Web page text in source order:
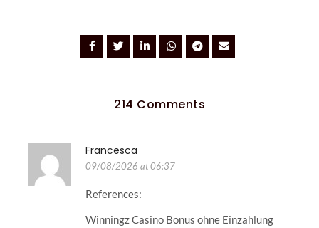
214 Comments
Francesca
09/08/2026 at 06:37
References:
Winningz Casino Bonus ohne Einzahlung